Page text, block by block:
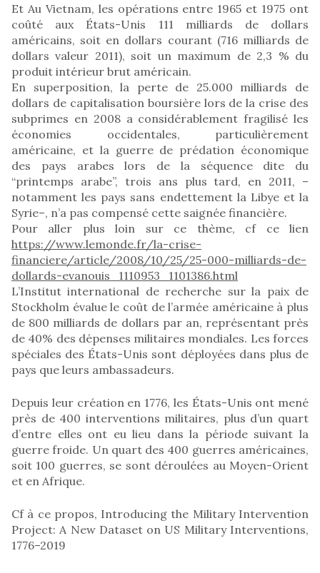
Et Au Vietnam, les opérations entre 1965 et 1975 ont
coûté aux États-Unis 111 milliards de dollars
américains, soit en dollars courant (716 milliards de
dollars valeur 2011), soit un maximum de 2,3 % du
produit intérieur brut américain.
En superposition, la perte de 25.000 milliards de
dollars de capitalisation boursière lors de la crise des
subprimes en 2008 a considérablement fragilisé les
économies occidentales, particulièrement
américaine, et la guerre de prédation économique
des pays arabes lors de la séquence dite du
“printemps arabe”, trois ans plus tard, en 2011, –
notamment les pays sans endettement la Libye et la
Syrie–, n’a pas compensé cette saignée financière.
Pour aller plus loin sur ce thème, cf ce lien
https://www.lemonde.fr/la-crise-
financiere/article/2008/10/25/25-000-milliards-de-
dollards-evanouis_1110953_1101386.html
L’Institut international de recherche sur la paix de
Stockholm évalue le coût de l’armée américaine à plus
de 800 milliards de dollars par an, représentant près
de 40% des dépenses militaires mondiales. Les forces
spéciales des États-Unis sont déployées dans plus de
pays que leurs ambassadeurs.
Depuis leur création en 1776, les États-Unis ont mené
près de 400 interventions militaires, plus d’un quart
d’entre elles ont eu lieu dans la période suivant la
guerre froide. Un quart des 400 guerres américaines,
soit 100 guerres, se sont déroulées au Moyen-Orient
et en Afrique.
Cf à ce propos, Introducing the Military Intervention
Project: A New Dataset on US Military Interventions,
1776–2019